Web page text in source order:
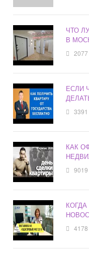
ЧТО
В
2077
ЕСЛИ
3391
КАК
9019
4178